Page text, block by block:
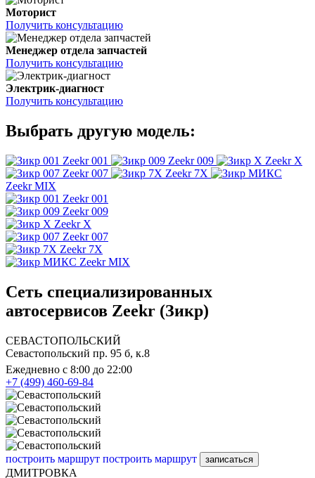
Моторист
Получить консультацию
Менеджер отдела запчастей
Получить консультацию
Электрик-диагност
Получить консультацию
Выбрать другую модель:
Zeekr 001 Zeekr 009
Zeekr X
Zeekr 007
Zeekr 7X
Zeekr MIX
Zeekr 001
Zeekr 009
Zeekr X
Zeekr 007
Zeekr 7X
Zeekr MIX
Сеть специализированных
автосервисов Zeekr (Зикр)
СЕВАСТОПОЛЬСКИЙ
Севастопольский пр. 95 б, к.8
Ежедневно с 8:00 до 22:00
+7 (499) 460-69-84
построить маршрут построить маршрут записаться
ДМИТРОВКА